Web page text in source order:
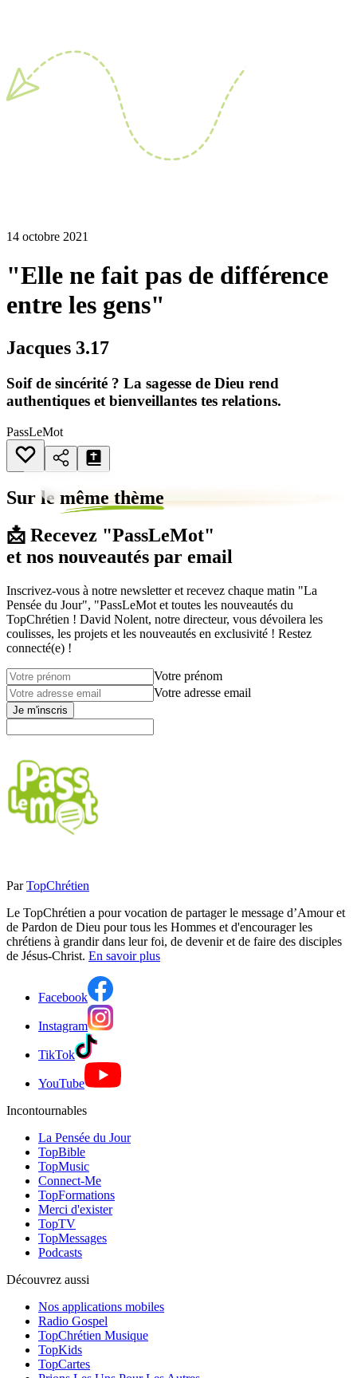
14 octobre 2021
"Elle ne fait pas de différence
entre les gens"
Jacques 3.17
Soif de sincérité ? La sagesse de Dieu rend
authentiques et bienveillantes tes relations.
PassLeMot
Sur le même thème
📩 Recevez "PassLeMot"
et nos nouveautés par email
Inscrivez-vous à notre newsletter et recevez chaque matin "La
Pensée du Jour", "PassLeMot et toutes les nouveautés du
TopChrétien ! David Nolent, notre directeur, vous dévoilera les
coulisses, les projets et les nouveautés en exclusivité ! Restez
connecté(e) !
Votre prénom
Votre adresse email
Je m'inscris
Par TopChrétien
Le TopChrétien a pour vocation de partager le message d’Amour et
de Pardon de Dieu pour tous les Hommes et d'encourager les
chrétiens à grandir dans leur foi, de devenir et de faire des disciples
de Jésus-Christ. En savoir plus
Facebook
Instagram
TikTok
YouTube
Incontournables
La Pensée du Jour
TopBible
TopMusic
Connect-Me
TopFormations
Merci d'exister
TopTV
TopMessages
Podcasts
Découvrez aussi
Nos applications mobiles
Radio Gospel
TopChrétien Musique
TopKids
TopCartes